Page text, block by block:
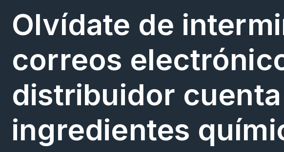
Olvídate de
correos
distribuidor
ingredientes